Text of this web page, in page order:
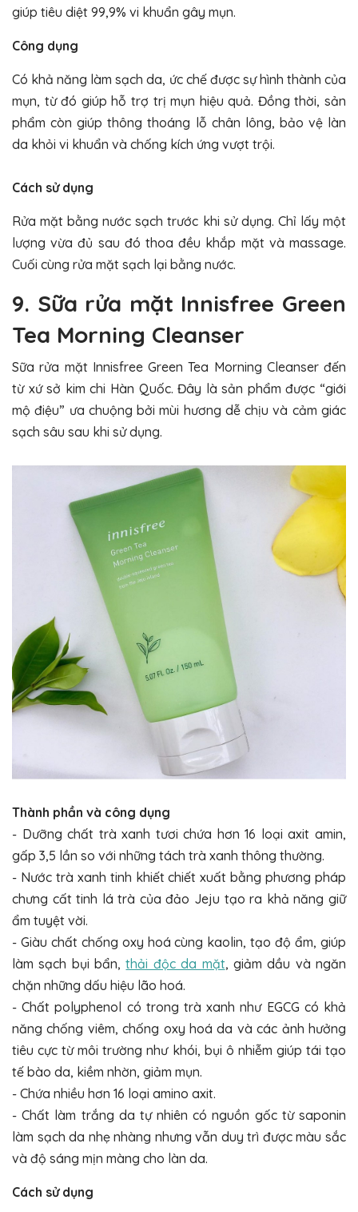
giúp tiêu diệt 99,9% vi khuẩn gây mụn.
Công dụng
Có khả năng làm sạch da, ức chế được sự hình thành của
mụn, từ đó giúp hỗ trợ trị mụn hiệu quả. Đồng thời, sản
phẩm còn giúp thông thoáng lỗ chân lông, bảo vệ làn
da khỏi vi khuẩn và chống kích ứng vượt trội.
Cách sử dụng
Rửa mặt bằng nước sạch trước khi sử dụng. Chỉ lấy một
lượng vừa đủ sau đó thoa đều khắp mặt và massage.
Cuối cùng rửa mặt sạch lại bằng nước.
9. Sữa rửa mặt Innisfree Green
Tea Morning Cleanser
Sữa rửa mặt Innisfree Green Tea Morning Cleanser đến
từ xứ sở kim chi Hàn Quốc. Đây là sản phẩm được “giới
mộ điệu” ưa chuộng bởi mùi hương dễ chịu và cảm giác
sạch sâu sau khi sử dụng.
Thành phần và công dụng
- Dưỡng chất trà xanh tươi chứa hơn 16 loại axit amin,
gấp 3,5 lần so với những tách trà xanh thông thường.
- Nước trà xanh tinh khiết chiết xuất bằng phương pháp
chưng cất tinh lá trà của đảo Jeju tạo ra khả năng giữ
ẩm tuyệt vời.
- Giàu chất chống oxy hoá cùng kaolin, tạo độ ẩm, giúp
làm sạch bụi bẩn,thải độc da mặt, giảm dầu và ngăn
chặn những dấu hiệu lão hoá.
- Chất polyphenol có trong trà xanh như EGCG có khả
năng chống viêm, chống oxy hoá da và các ảnh hưởng
tiêu cực từ môi trường như khói, bụi ô nhiễm giúp tái tạo
tế bào da, kiềm nhờn, giảm mụn.
- Chứa nhiều hơn 16 loại amino axit.
- Chất làm trắng da tự nhiên có nguồn gốc từ saponin
làm sạch da nhẹ nhàng nhưng vẫn duy trì được màu sắc
và độ sáng mịn màng cho làn da.
Cách sử dụng